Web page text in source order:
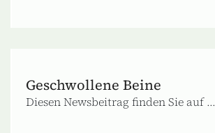
Geschwollene Beine
Diesen Newsbeitrag finden Sie auf ...